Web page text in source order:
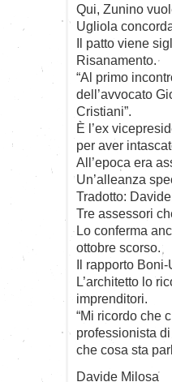
Qui, Zunino
Ugliola
Il patto viene
Risanamento.
“Al primo
dell’avvocato
Cristiani”.
È l’ex
per aver
All’epoca era
Un’alleanza
Tradotto:
Tre assessori
Lo conferma
ottobre scorso.
Il rapporto
L’architetto lo
imprenditori.
“Mi ricordo che
professionista
che cosa sta
Davide Milosa